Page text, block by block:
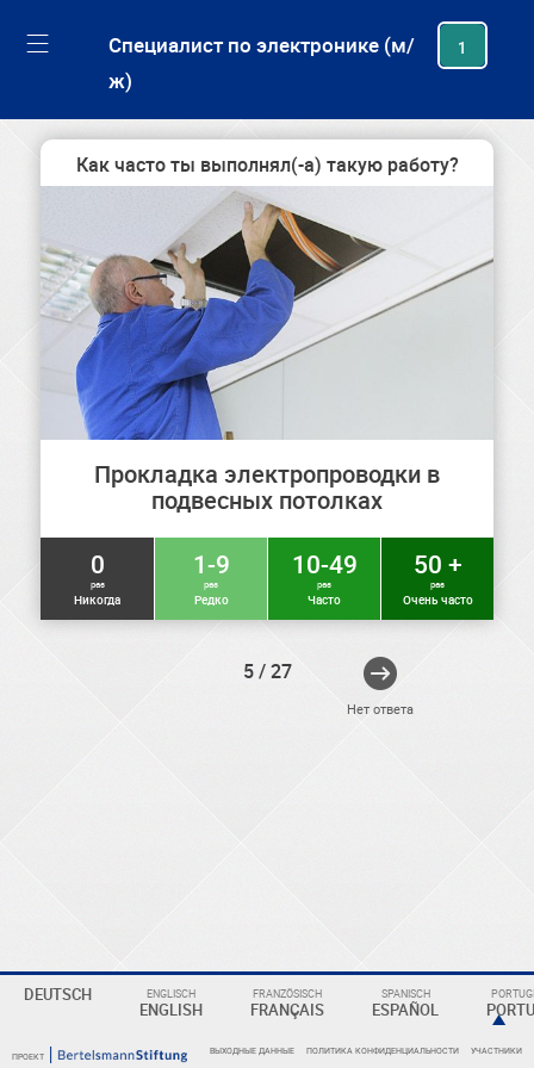
Специалист по электронике (м/
ж)
1
Как часто ты выполнял(-а) такую работу?
Прокладка электропроводки в
подвесных потолках
0
раз
Никогда
1-9
раз
Редко
10-49
раз
Часто
50 +
раз
Очень часто
5 / 27
Нет ответа
DEUTSCH ENGLISCH
ENGLISH
FRANZÖSISCH
FRANÇAIS
SPANISCH
ESPAÑOL
ПРОЕКТ ВЫХОДНЫЕ ДАННЫЕ ПОЛИТИКА КОНФИДЕНЦИАЛЬНОСТИ УЧАСТНИКИ
ELEKTRONIKER
Eine